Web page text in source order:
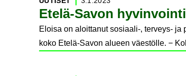
Etelä-​Savon
Eloisa on aloittanut sosiaali-, terveys-
koko Etelä-Savon alueen väestölle. −